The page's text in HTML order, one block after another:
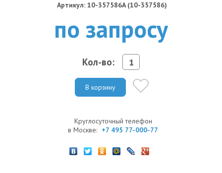
Артикул: 10-357586A (10-357586)
по запросу
Кол-во:
В корзину
Круглосуточный телефон
в Москве: +7 495 77-000-77